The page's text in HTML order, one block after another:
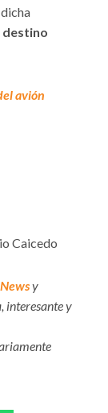
destino
avión
Caicedo
y
interesante y